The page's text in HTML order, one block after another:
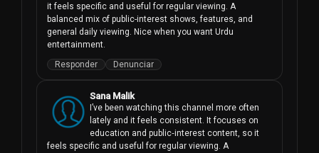
it feels specific and useful for regular viewing. A
balanced mix of public-interest shows, features, and
general daily viewing. Nice when you want Urdu
entertainment.
Responder
Denunciar
Sana Malik
I’ve been watching this channel more often
lately and it feels consistent. It focuses on
education and public‑interest content, so it
feels specific and useful for regular viewing. A